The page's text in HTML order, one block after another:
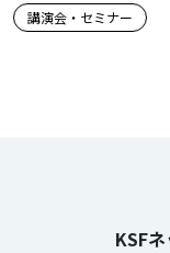
この記事の
講演会・セミナー
KSF